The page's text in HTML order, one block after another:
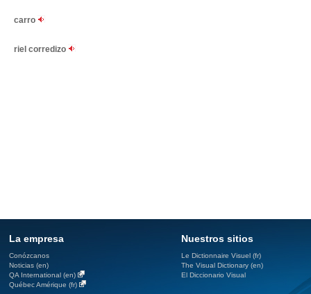
carro
riel corredizo
La empresa
Conózcanos
Noticias (en)
QA International (en)
Québec Amérique (fr)
Nuestros sitios
Le Dictionnaire Visuel (fr)
The Visual Dictionary (en)
El Diccionario Visual